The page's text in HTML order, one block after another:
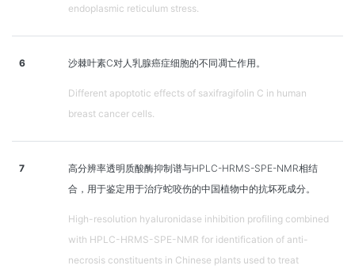
endoplasmic reticulum stress.
6 沙棘叶素C对人乳腺癌症细胞的不同凋亡作用。
Different apoptotic effects of saxifragifolin C in human
breast cancer cells.
7
高分辨率透明质酸酶抑制谱与HPLC-HRMS-SPE-NMR相结
合，用于鉴定用于治疗蛇咬伤的中国植物中的抗坏死成分。
High-resolution hyaluronidase inhibition profiling combined
with HPLC-HRMS-SPE-NMR for identification of anti-
necrosis constituents in Chinese plants used to treat